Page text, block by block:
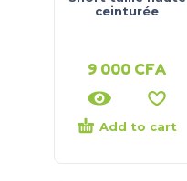
ceinturée
9 000 CFA
Add to cart